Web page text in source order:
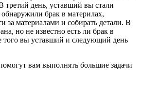
третий день, уставший вы стали
брак в материлах,
за материалами и собирать детали. В
но не известно есть ли брак в
того вы уставший и следующий день
вам выполнять большие задачи